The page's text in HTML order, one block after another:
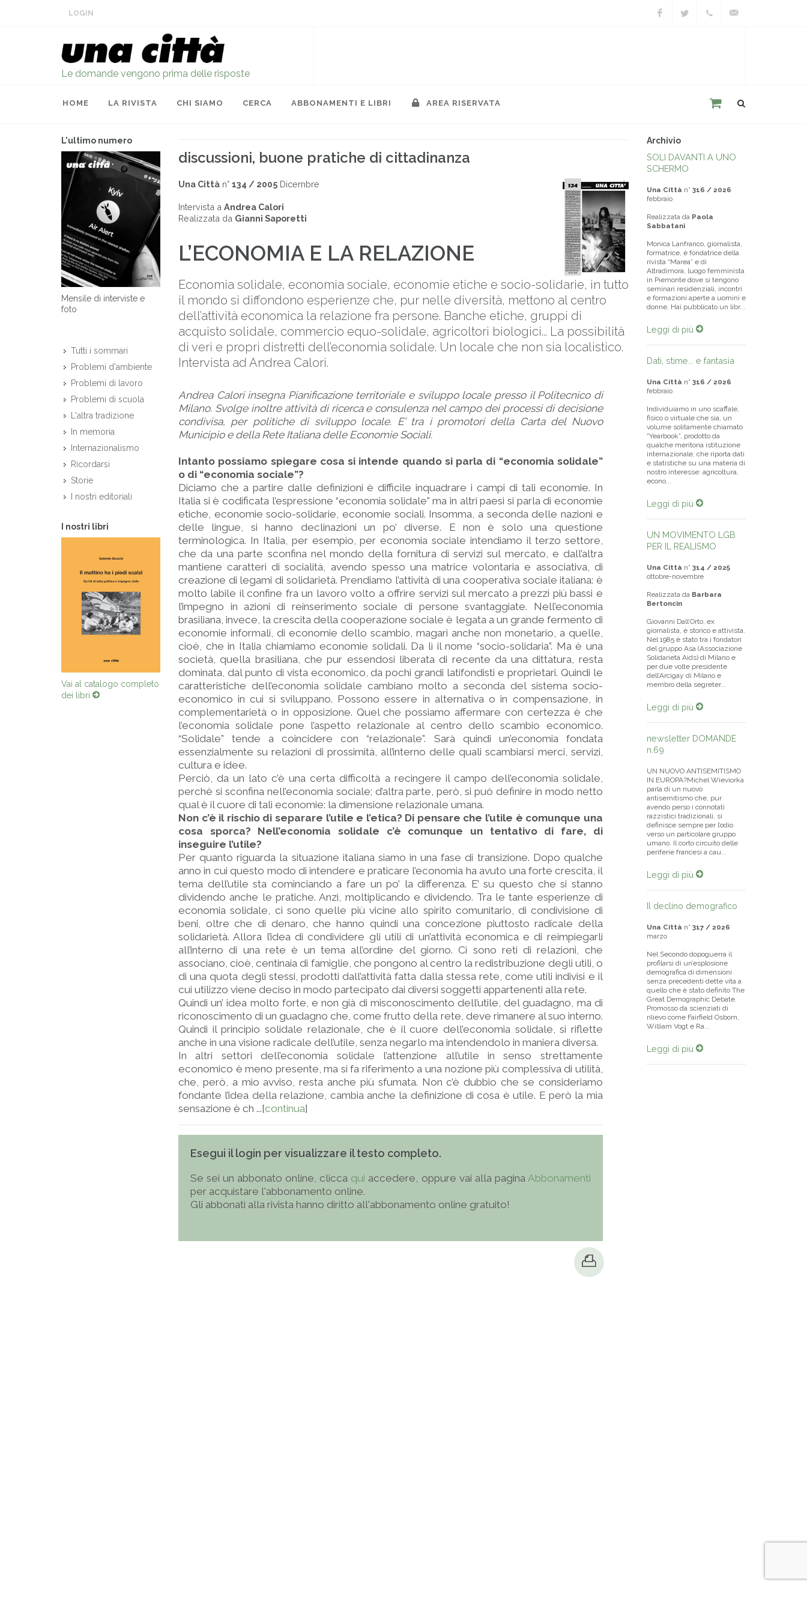
LOGIN
Le domande vengono prima delle risposte
HOME LA RIVISTA CHI SIAMO CERCA ABBONAMENTI E LIBRI AREA RISERVATA
L'ultimo numero
Mensile di interviste e
foto
Tutti i sommari
Problemi d'ambiente
Problemi di lavoro
Problemi di scuola
L'altra tradizione
In memoria
Internazionalismo
Ricordarsi
Storie
I nostri editoriali
I nostri libri
Vai al catalogo completo
dei libri
discussioni, buone pratiche di cittadinanza
Una Città n° 134 / 2005 Dicembre
Intervista a Andrea Calori
Realizzata da Gianni Saporetti
L’ECONOMIA E LA RELAZIONE
Economia solidale, economia sociale, economie etiche e socio-solidarie, in tutto
il mondo si diffondono esperienze che, pur nelle diversità, mettono al centro
dell’attività economica la relazione fra persone. Banche etiche, gruppi di
acquisto solidale, commercio equo-solidale, agricoltori biologici... La possibilità
di veri e propri distretti dell’economia solidale. Un locale che non sia localistico.
Intervista ad Andrea Calori.
Andrea Calori insegna Pianificazione territoriale e sviluppo locale presso il Politecnico di
Milano. Svolge inoltre attività di ricerca e consulenza nel campo dei processi di decisione
condivisa, per politiche di sviluppo locale. E’ tra i promotori della Carta del Nuovo
Municipio e della Rete Italiana delle Economie Sociali.
Intanto possiamo spiegare cosa si intende quando si parla di “economia solidale”
o di “economia sociale”?
Diciamo che a partire dalle definizioni è difficile inquadrare i campi di tali economie. In
Italia si è codificata l’espressione “economia solidale” ma in altri paesi si parla di economie
etiche, economie socio-solidarie, economie sociali. Insomma, a seconda delle nazioni e
delle lingue, si hanno declinazioni un po’ diverse. E non è solo una questione
terminologica. In Italia, per esempio, per economia sociale intendiamo il terzo settore,
che da una parte sconfina nel mondo della fornitura di servizi sul mercato, e dall’altra
mantiene caratteri di socialità, avendo spesso una matrice volontaria e associativa, di
creazione di legami di solidarietà. Prendiamo l’attività di una cooperativa sociale italiana: è
molto labile il confine fra un lavoro volto a offrire servizi sul mercato a prezzi più bassi e
l’impegno in azioni di reinserimento sociale di persone svantaggiate. Nell’economia
brasiliana, invece, la crescita della cooperazione sociale è legata a un grande fermento di
economie informali, di economie dello scambio, magari anche non monetario, a quelle,
cioè, che in Italia chiamiamo economie solidali. Da lì il nome “socio-solidaria”. Ma è una
società, quella brasiliana, che pur essendosi liberata di recente da una dittatura, resta
dominata, dal punto di vista economico, da pochi grandi latifondisti e proprietari. Quindi le
caratteristiche dell’economia solidale cambiano molto a seconda del sistema socio-
economico in cui si sviluppano. Possono essere in alternativa o in compensazione, in
complementarietà o in opposizione. Quel che possiamo affermare con certezza è che
l’economia solidale pone l’aspetto relazionale al centro dello scambio economico.
“Solidale” tende a coincidere con “relazionale”. Sarà quindi un’economia fondata
essenzialmente su relazioni di prossimità, all’interno delle quali scambiarsi merci, servizi,
cultura e idee.
Perciò, da un lato c’è una certa difficoltà a recingere il campo dell’economia solidale,
perchè si sconfina nell’economia sociale; d’altra parte, però, si può definire in modo netto
qual è il cuore di tali economie: la dimensione relazionale umana.
Non c’è il rischio di separare l’utile e l’etica? Di pensare che l’utile è comunque una
cosa sporca? Nell’economia solidale c’è comunque un tentativo di fare, di
inseguire l’utile?
Per quanto riguarda la situazione italiana siamo in una fase di transizione. Dopo qualche
anno in cui questo modo di intendere e praticare l’economia ha avuto una forte crescita, il
tema dell’utile sta cominciando a fare un po’ la differenza. E’ su questo che si stanno
dividendo anche le pratiche. Anzi, moltiplicando e dividendo. Tra le tante esperienze di
economia solidale, ci sono quelle più vicine allo spirito comunitario, di condivisione di
beni, oltre che di denaro, che hanno quindi una concezione piuttosto radicale della
solidarietà. Allora l’idea di condividere gli utili di un’attività economica e di reimpiegarli
all’interno di una rete è un tema all’ordine del giorno. Ci sono reti di relazioni, che
associano, cioè, centinaia di famiglie, che pongono al centro la redistribuzione degli utili, o
di una quota degli stessi, prodotti dall’attività fatta dalla stessa rete, come utili indivisi e il
cui utilizzo viene deciso in modo partecipato dai diversi soggetti appartenenti alla rete.
Quindi un’ idea molto forte, e non già di misconoscimento dell’utile, del guadagno, ma di
riconoscimento di un guadagno che, come frutto della rete, deve rimanere al suo interno.
Quindi il principio solidale relazionale, che è il cuore dell’economia solidale, si riflette
anche in una visione radicale dell’utile, senza negarlo ma intendendolo in maniera diversa.
In altri settori dell’economia solidale l’attenzione all’utile in senso strettamente
economico è meno presente, ma si fa riferimento a una nozione più complessiva di utilità,
che, però, a mio avviso, resta anche più sfumata. Non c’è dubbio che se consideriamo
fondante l’idea della relazione, cambia anche la definizione di cosa è utile. E però la mia
sensazione è ch ...[continua]
Esegui il login per visualizzare il testo completo.
Se sei un abbonato online, clicca qui accedere, oppure vai alla pagina Abbonamenti
per acquistare l'abbonamento online.
Gli abbonati alla rivista hanno diritto all'abbonamento online gratuito!
Archivio
SOLI DAVANTI A UNO
SCHERMO
Una Città n° 316 / 2026
febbraio
Realizzata da Paola
Sabbatani
Monica Lanfranco, giornalista,
formatrice, è fondatrice della
rivista “Marea” e di
Altradimora, luogo femminista
in Piemonte dove si tengono
seminari residenziali, incontri
e formazioni aperte a uomini e
donne. Hai pubblicato un libr...
Leggi di più
Dati, stime... e fantasia
Una Città n° 316 / 2026
febbraio
Individuiamo in uno scaffale,
fisico o virtuale che sia, un
volume solitamente chiamato
“Yearbook”, prodotto da
qualche meritoria istituzione
internazionale, che riporta dati
e statistiche su una materia di
nostro interesse: agricoltura,
econo...
Leggi di più
UN MOVIMENTO LGB
PER IL REALISMO
Una Città n° 314 / 2025
ottobre-novembre
Realizzata da Barbara
Bertoncin
Giovanni Dall’Orto, ex
giornalista, è storico e attivista.
Nel 1985 è stato tra i fondatori
del gruppo Asa (Associazione
Solidarietà Aids) di Milano e
per due volte presidente
dell’Arcigay di Milano e
membro della segreter...
Leggi di più
newsletter DOMANDE
n.69
UN NUOVO ANTISEMITISMO
IN EUROPA?Michel Wieviorka
parla di un nuovo
antisemitismo che, pur
avendo perso i connotati
razzistici tradizionali, si
definisce sempre per l’odio
verso un particolare gruppo
umano. Il corto circuito delle
periferie francesi a cau...
Leggi di più
Il declino demografico
Una Città n° 317 / 2026
marzo
Nel Secondo dopoguerra il
profilarsi di un’esplosione
demografica di dimensioni
senza precedenti dette vita a
quello che è stato definito The
Great Demographic Debate.
Promosso da scienziati di
rilievo come Fairfield Osborn,
William Vogt e Ra...
Leggi di più